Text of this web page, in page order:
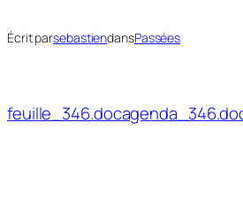
Écrit parsebastiendansPassées
feuille_346.doc